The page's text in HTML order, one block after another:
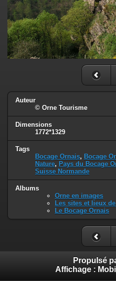
Auteur
© Orne Tourisme
Dimensions
1772*1329
Tags
Bocage Ornais, Bocage
Nature, Pays du Bocage
Suisse Normande
Albums
Orne en images
Les sites et lieux
Le Bocage Ornais
Propulsé
Affichage :